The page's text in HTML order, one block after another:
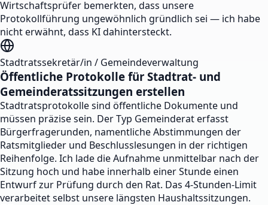
Wirtschaftsprüfer bemerkten, dass unsere
Protokollführung ungewöhnlich gründlich sei — ich habe
nicht erwähnt, dass KI dahintersteckt.
Stadtratssekretär/in / Gemeindeverwaltung
Öffentliche Protokolle für Stadtrat- und
Gemeinderatssitzungen erstellen
Stadtratsprotokolle sind öffentliche Dokumente und
müssen präzise sein. Der Typ Gemeinderat erfasst
Bürgerfragerunden, namentliche Abstimmungen der
Ratsmitglieder und Beschlusslesungen in der richtigen
Reihenfolge. Ich lade die Aufnahme unmittelbar nach der
Sitzung hoch und habe innerhalb einer Stunde einen
Entwurf zur Prüfung durch den Rat. Das 4-Stunden-Limit
verarbeitet selbst unsere längsten Haushaltssitzungen.